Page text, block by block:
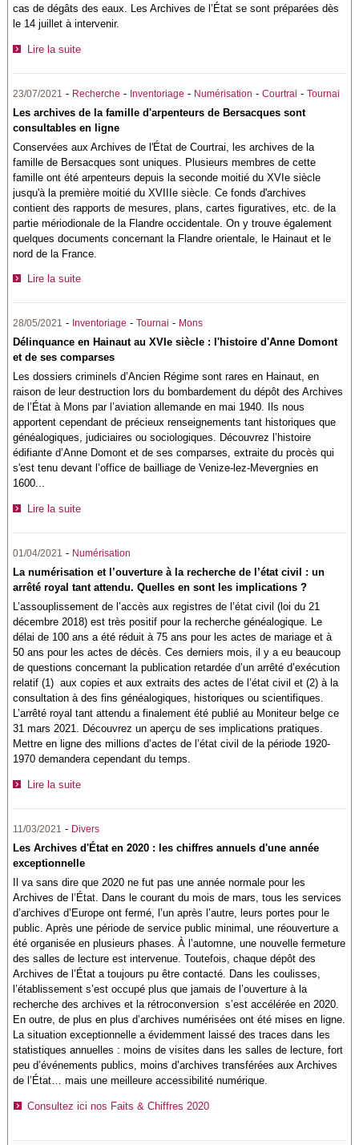
cas de dégâts des eaux. Les Archives de l’État se sont préparées dès
le 14 juillet à intervenir.
Lire la suite
23/07/2021 - Recherche - Inventoriage - Numérisation -Courtrai -Tournai
Les archives de la famille d'arpenteurs de Bersacques sont
consultables en ligne
Conservées aux Archives de l'État de Courtrai, les archives de la
famille de Bersacques sont uniques. Plusieurs membres de cette
famille ont été arpenteurs depuis la seconde moitié du XVIe siècle
jusqu'à la première moitié du XVIIIe siècle. Ce fonds d'archives
contient des rapports de mesures, plans, cartes figuratives, etc. de la
partie mériodionale de la Flandre occidentale. On y trouve également
quelques documents concernant la Flandre orientale, le Hainaut et le
nord de la France.
Lire la suite
28/05/2021 - Inventoriage - Tournai - Mons
Délinquance en Hainaut au XVIe siècle : l'histoire d'Anne Domont
et de ses comparses
Les dossiers criminels d’Ancien Régime sont rares en Hainaut, en
raison de leur destruction lors du bombardement du dépôt des Archives
de l’État à Mons par l’aviation allemande en mai 1940. Ils nous
apportent cependant de précieux renseignements tant historiques que
généalogiques, judiciaires ou sociologiques. Découvrez l’histoire
édifiante d’Anne Domont et de ses comparses, extraite du procès qui
s'est tenu devant l’office de bailliage de Venize-lez-Mevergnies en
1600...
Lire la suite
01/04/2021 - Numérisation
La numérisation et l’ouverture à la recherche de l’état civil : un
arrêté royal tant attendu. Quelles en sont les implications ?
L’assouplissement de l’accès aux registres de l’état civil (loi du 21
décembre 2018) est très positif pour la recherche généalogique. Le
délai de 100 ans a été réduit à 75 ans pour les actes de mariage et à
50 ans pour les actes de décès. Ces derniers mois, il y a eu beaucoup
de questions concernant la publication retardée d’un arrêté d’exécution
relatif (1) aux copies et aux extraits des actes de l’état civil et (2) à la
consultation à des fins généalogiques, historiques ou scientifiques.
L’arrêté royal tant attendu a finalement été publié au Moniteur belge ce
31 mars 2021. Découvrez un aperçu de ses implications pratiques.
Mettre en ligne des millions d’actes de l’état civil de la période 1920-
1970 demandera cependant du temps.
Lire la suite
11/03/2021 - Divers
Les Archives d'État en 2020 : les chiffres annuels d'une année
exceptionnelle
Il va sans dire que 2020 ne fut pas une année normale pour les
Archives de l’État. Dans le courant du mois de mars, tous les services
d’archives d’Europe ont fermé, l’un après l’autre, leurs portes pour le
public. Après une période de service public minimal, une réouverture a
été organisée en plusieurs phases. À l’automne, une nouvelle fermeture
des salles de lecture est intervenue. Toutefois, chaque dépôt des
Archives de l’État a toujours pu être contacté. Dans les coulisses,
l’établissement s’est occupé plus que jamais de l’ouverture à la
recherche des archives et la rétroconversion s’est accélérée en 2020.
En outre, de plus en plus d’archives numérisées ont été mises en ligne.
La situation exceptionnelle a évidemment laissé des traces dans les
statistiques annuelles : moins de visites dans les salles de lecture, fort
peu d’événements publics, moins d’archives transférées aux Archives
de l’État… mais une meilleure accessibilité numérique.
Consultez ici nos Faits & Chiffres 2020